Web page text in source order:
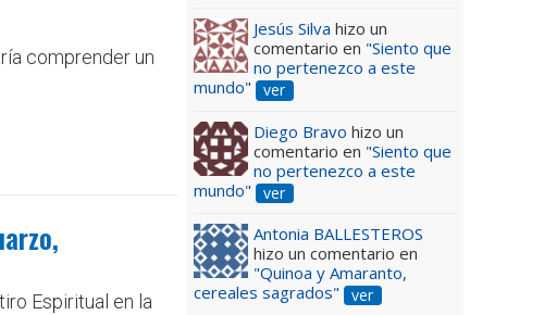
comprender un
Espiritual en la
Jesús Silva hizo un
comentario en "Siento que
no pertenezco a este
mundo"
ver
Diego Bravo hizo un
comentario en "Siento que
no pertenezco a este
mundo"
ver
Antonia BALLESTEROS
hizo un comentario en
"Quinoa y Amaranto,
cereales sagrados"
ver